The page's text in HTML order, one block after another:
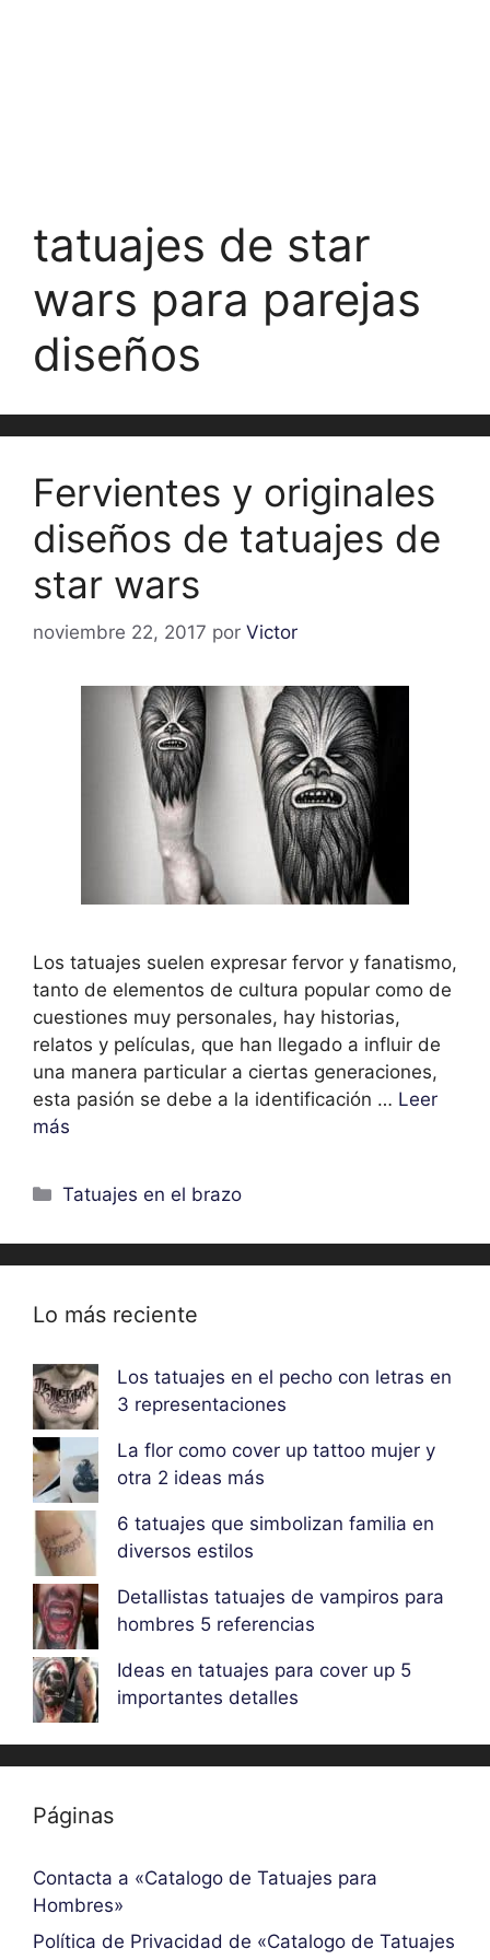
tatuajes de star
wars para parejas
diseños
Fervientes y originales
diseños de tatuajes de
star wars
noviembre 22, 2017 por Victor
Los tatuajes suelen expresar fervor y fanatismo,
tanto de elementos de cultura popular como de
cuestiones muy personales, hay historias,
relatos y películas, que han llegado a influir de
una manera particular a ciertas generaciones,
esta pasión se debe a la identificación … Leer
más
Categorías
Tatuajes en el brazo
Lo más reciente
Los tatuajes en el pecho con letras en
3 representaciones
La flor como cover up tattoo mujer y
otra 2 ideas más
6 tatuajes que simbolizan familia en
diversos estilos
Detallistas tatuajes de vampiros para
hombres 5 referencias
Ideas en tatuajes para cover up 5
importantes detalles
Páginas
Contacta a «Catalogo de Tatuajes para
Hombres»
Política de Privacidad de «Catalogo de Tatuajes